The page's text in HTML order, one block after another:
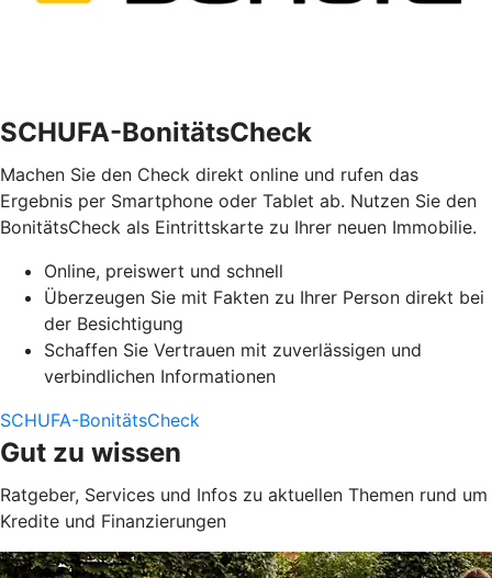
SCHUFA-BonitätsCheck
Machen Sie den Check direkt online und rufen das
Ergebnis per Smartphone oder Tablet ab. Nutzen Sie den
BonitätsCheck als Eintrittskarte zu Ihrer neuen Immobilie.
Online, preiswert und schnell
Überzeugen Sie mit Fakten zu Ihrer Person direkt bei
der Besichtigung
Schaffen Sie Vertrauen mit zuverlässigen und
verbindlichen Informationen
SCHUFA-BonitätsCheck
Gut zu wissen
Ratgeber, Services und Infos zu aktuellen Themen rund um
Kredite und Finanzierungen